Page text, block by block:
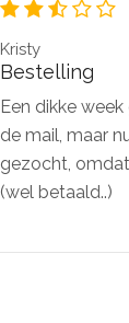
Kristy
Bestelling
Een dikke
de mail, maar
gezocht,
(wel betaald..)